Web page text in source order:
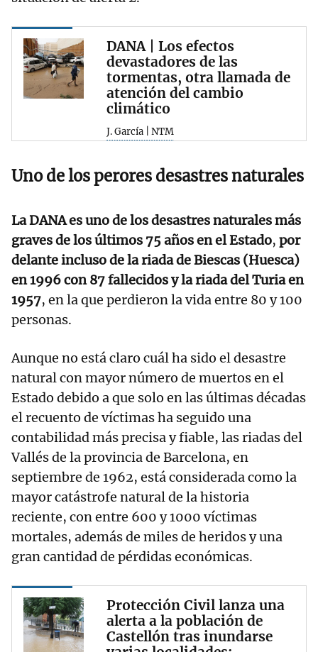
DANA | Los efectos
devastadores de las
tormentas, otra llamada de
atención del cambio
climático
J. García | NTM
Uno de los perores desastres naturales
La DANA es uno de los desastres naturales más
graves de los últimos 75 años en el Estado, por
delante incluso de la riada de Biescas (Huesca)
en 1996 con 87 fallecidos y la riada del Turia en
1957, en la que perdieron la vida entre 80 y 100
personas.
Aunque no está claro cuál ha sido el desastre
natural con mayor número de muertos en el
Estado debido a que solo en las últimas décadas
el recuento de víctimas ha seguido una
contabilidad más precisa y fiable, las riadas del
Vallés de la provincia de Barcelona, en
septiembre de 1962, está considerada como la
mayor catástrofe natural de la historia
reciente, con entre 600 y 1000 víctimas
mortales, además de miles de heridos y una
gran cantidad de pérdidas económicas.
Protección Civil lanza una
alerta a la población de
Castellón tras inundarse